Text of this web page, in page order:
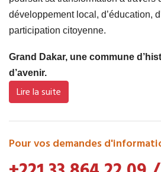
développement local, d’éducation,
participation citoyenne.
Grand Dakar, une commune
d’avenir.
Lire la suite
Pour vos demandes